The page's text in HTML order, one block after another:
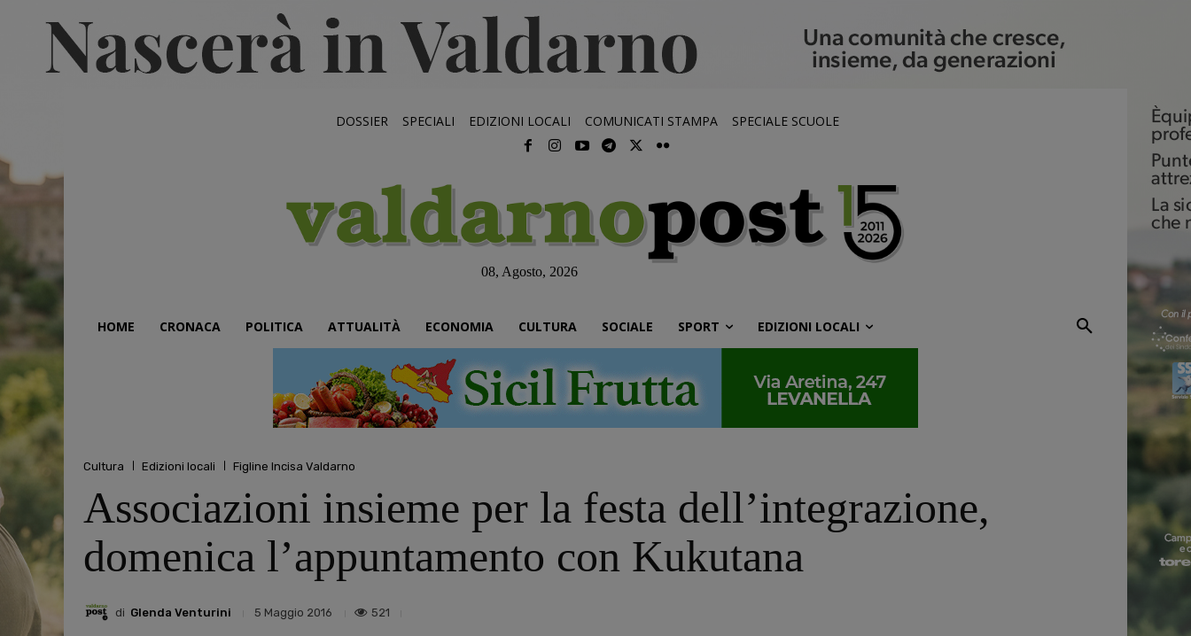
DOSSIER SPECIALI EDIZIONI LOCALI COMUNICATI STAMPA SPECIALE SCUOLE
08, Agosto, 2026
HOME CRONACA POLITICA ATTUALITÀ ECONOMIA CULTURA SOCIALE SPORT EDIZIONI LOCALI
Cultura Edizioni locali Figline Incisa Valdarno
Associazioni insieme per la festa dell’integrazione,
domenica l’appuntamento con Kukutana
di Glenda Venturini 5 Maggio 2016 521